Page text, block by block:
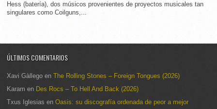
Hess (batería), dos músicos provenientes de proyectos musicales tan
singulares como Coilguns,...
ÚLTIMOS COMENTARIOS
Xavi Gàllego en The Rolling Stones – Foreign Tongues (2026)
Karam en Des Rocs – To Hell And Back (2026)
Txus Iglesias en Oasis: su discografía ordenada de peor a mejor